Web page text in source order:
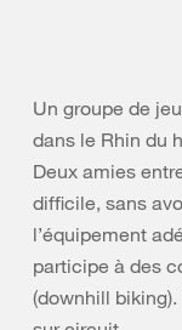
Un groupe de
dans le Rhin du
Deux amies
difficile, sans
l’équipement
participe à des
(downhill